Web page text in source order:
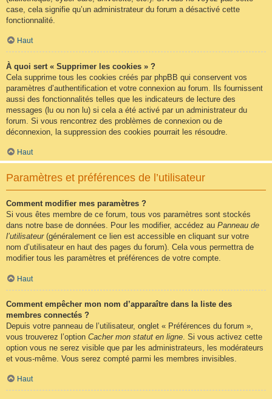
case, cela signifie qu’un administrateur du forum a désactivé cette
fonctionnalité.
Haut
À quoi sert « Supprimer les cookies » ?
Cela supprime tous les cookies créés par phpBB qui conservent vos
paramètres d’authentification et votre connexion au forum. Ils fournissent
aussi des fonctionnalités telles que les indicateurs de lecture des
messages (lu ou non lu) si cela a été activé par un administrateur du
forum. Si vous rencontrez des problèmes de connexion ou de
déconnexion, la suppression des cookies pourrait les résoudre.
Haut
Paramètres et préférences de l’utilisateur
Comment modifier mes paramètres ?
Si vous êtes membre de ce forum, tous vos paramètres sont stockés
dans notre base de données. Pour les modifier, accédez au Panneau de
l’utilisateur(généralement ce lien est accessible en cliquant sur votre
nom d’utilisateur en haut des pages du forum). Cela vous permettra de
modifier tous les paramètres et préférences de votre compte.
Haut
Comment empêcher mon nom d’apparaître dans la liste des
membres connectés ?
Depuis votre panneau de l’utilisateur, onglet « Préférences du forum »,
vous trouverez l’option Cacher mon statut en ligne . Si vous activez cette
option vous ne serez visible que par les administrateurs, les modérateurs
et vous-même. Vous serez compté parmi les membres invisibles.
Haut